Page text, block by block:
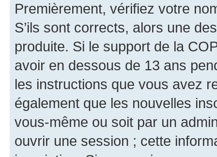
Premièrement, vérifiez votre
S’ils sont corrects, alors une
produite. Si le support de la
avoir en dessous de 13 ans
les instructions que vous avez
également que les nouvelles
vous-même ou soit par un
ouvrir une session ; cette